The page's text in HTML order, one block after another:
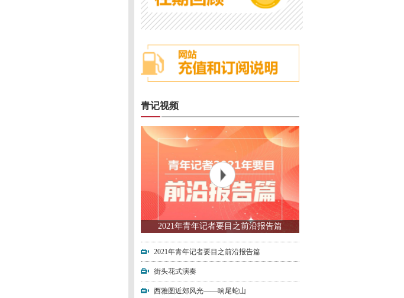
青记视频
2021年青年记者要目之前沿报告篇
2021年青年记者要目之前沿报告篇
街头花式演奏
西雅图近郊风光——响尾蛇山